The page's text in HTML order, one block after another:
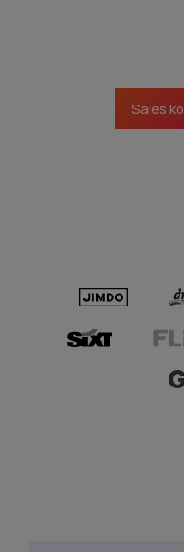
Sales